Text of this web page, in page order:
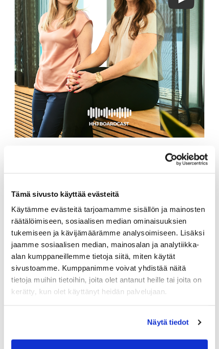
Tämä sivusto käyttää evästeitä
Käytämme evästeitä tarjoamamme sisällön ja mainosten
räätälöimiseen, sosiaalisen median ominaisuuksien
tukemiseen ja kävijämäärämme analysoimiseen. Lisäksi
jaamme sosiaalisen median, mainosalan ja analytiikka-
alan kumppaneillemme tietoja siitä, miten käytät
sivustoamme. Kumppanimme voivat yhdistää näitä
tietoja muihin tietoihin, joita olet antanut heille tai joita on
kerätty, kun olet käyttänyt heidän palvelujaan.
Näytä tiedot
HHJ Kurssi HHJ Tutkinto
HHJ Puheenjohtaja
Hallitustyöskentely ja sen
kehittäminen
Hallitustyö koostuu useista eri osa-alueista -
kokoonpano, rooli, vastuut, riskienhallinta sekä